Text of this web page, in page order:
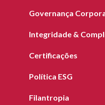
Governança
Integridade &
Certificações
Política ESG
Filantropia